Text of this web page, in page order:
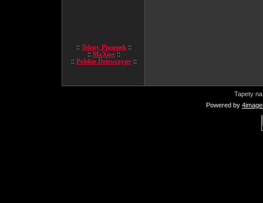
:: Teksty Piosenek ::
:: MaXior ::
:: Polskie Dziewczyny ::
Tapety
Powered by